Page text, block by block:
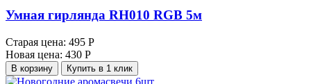
Умная гирлянда RH010 RGB 5м
Старая цена: 495 Р
Новая цена: 430 Р
В корзину Купить в 1 клик